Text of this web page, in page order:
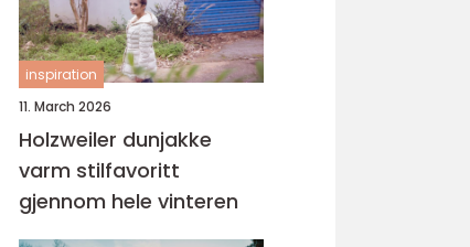
inspiration
11. March 2026
Holzweiler dunjakke
varm stilfavoritt
gjennom hele vinteren